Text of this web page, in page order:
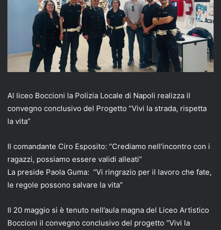
Al liceo Boccioni la Polizia Locale di Napoli realizza il
convegno conclusivo del Progetto “Vivi la strada, rispetta
la vita”
Il comandante Ciro Esposito: “Crediamo nell’incontro con i
ragazzi, possiamo essere validi alleati”
La preside Paola Guma: “Vi ringrazio per il lavoro che fate,
le regole possono salvare la vita”
Il 20 maggio si è tenuto nell’aula magna del Liceo Artistico
Boccioni il convegno conclusivo del progetto “Vivi la